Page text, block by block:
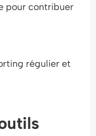
pour contribuer
régulier et